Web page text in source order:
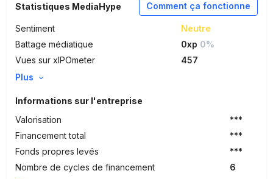
Comment ça fonctionne
Statistiques MediaHype
Sentiment
Neutre
Battage médiatique
0xp 0%
Vues sur xIPOmeter
457
Plus
Informations sur l'entreprise
Valorisation
***
Financement total
***
Fonds propres levés
***
Nombre de cycles de financement
6